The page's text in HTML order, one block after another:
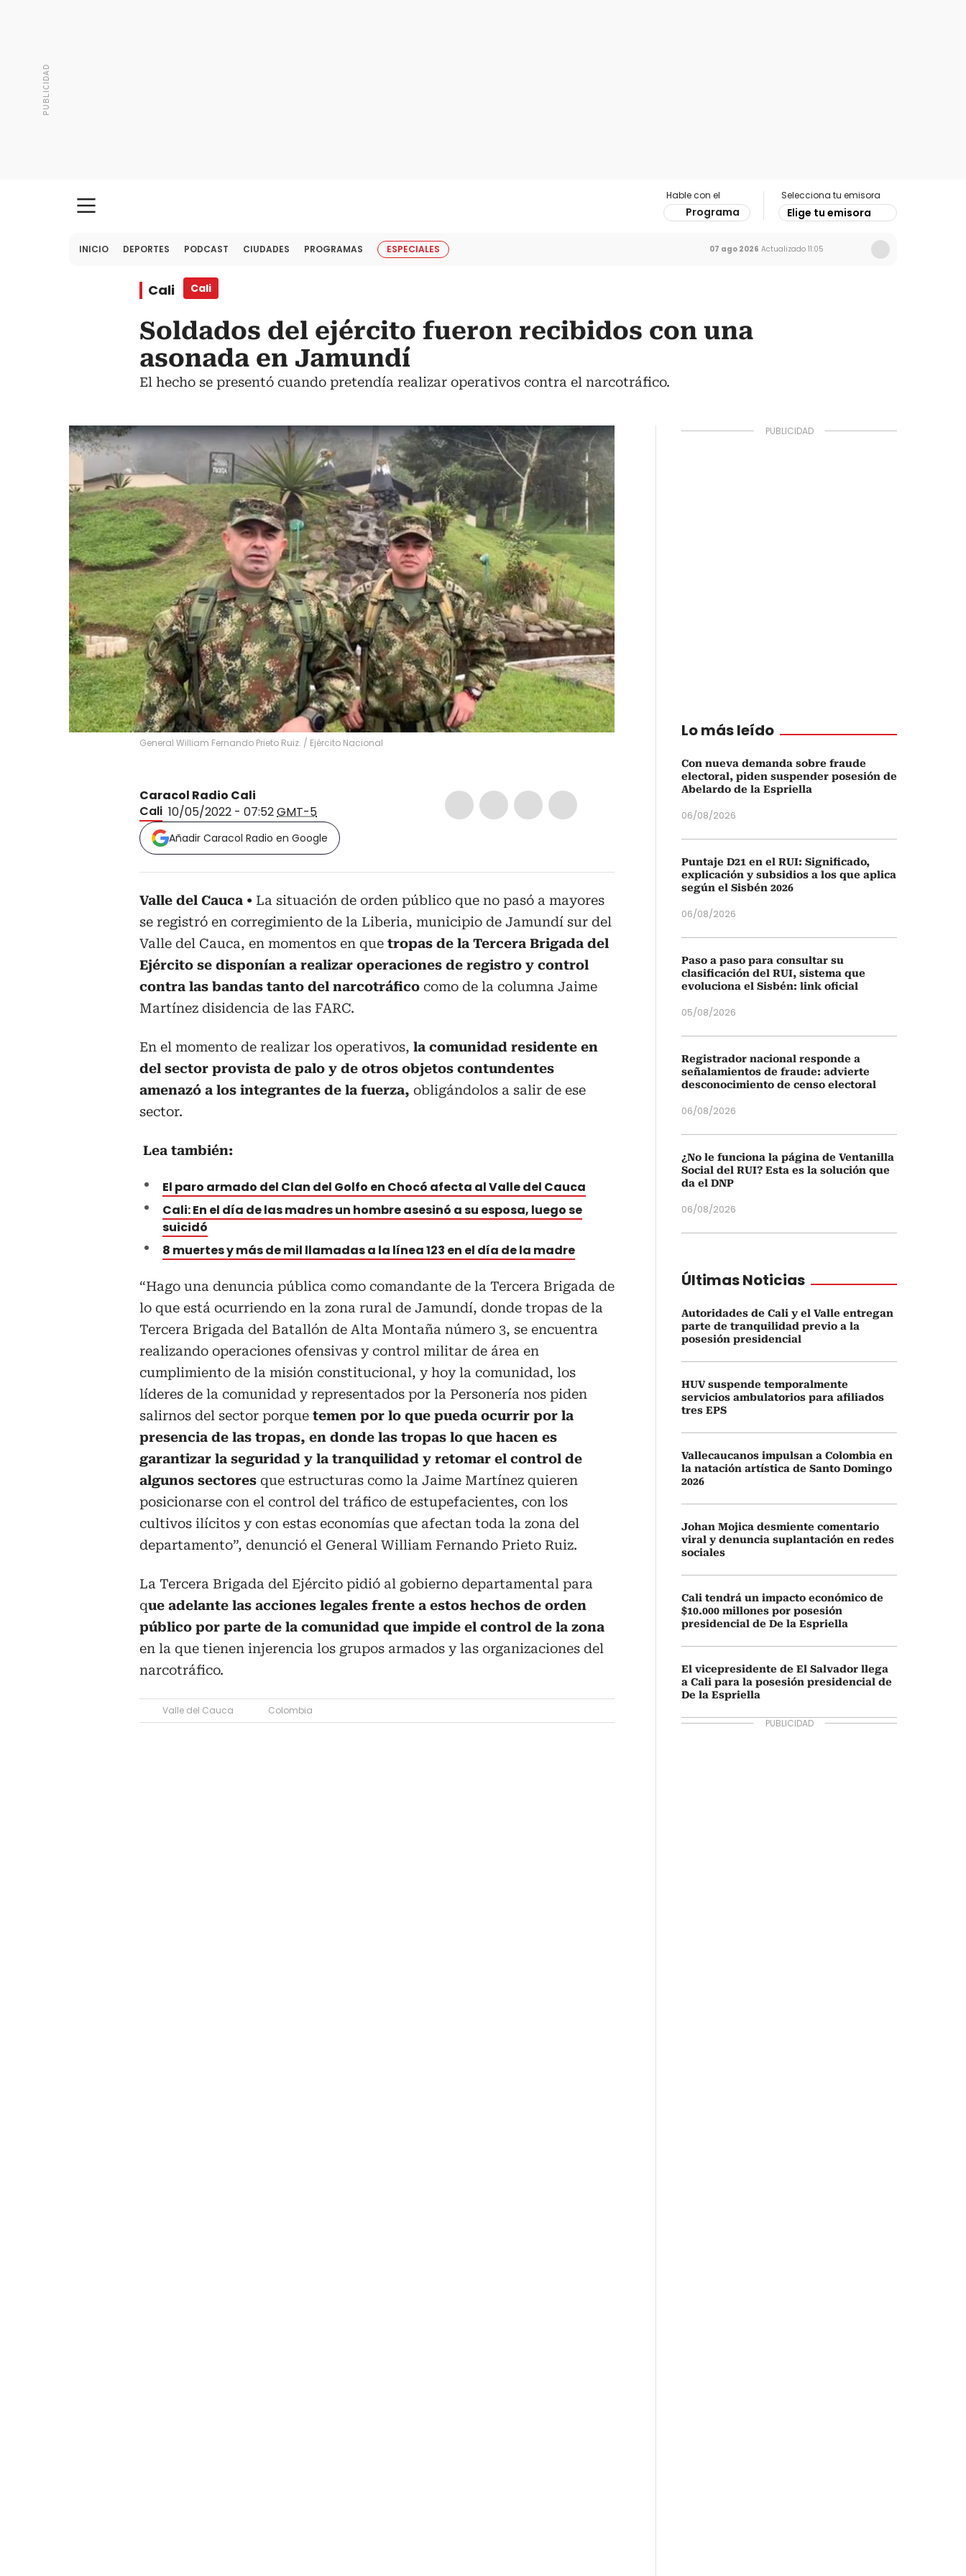
Hable con el
Programa
Selecciona tu emisora
Elige tu emisora
INICIO DEPORTES PODCAST CIUDADES PROGRAMAS ESPECIALES 07 ago 2026 Actualizado 11:05
Cali Cali
Soldados del ejército fueron recibidos con una
asonada en Jamundí
El hecho se presentó cuando pretendía realizar operativos contra el narcotráfico.
General William Fernando Prieto Ruiz. / Ejército Nacional
Caracol Radio Cali
Cali 10/05/2022 - 07:52GMT-5
Añadir Caracol Radio en Google
Valle del Cauca
La situación de orden público que no pasó a mayores
se registró en corregimiento de la Liberia, municipio de Jamundí sur del
Valle del Cauca, en momentos en que tropas de la Tercera Brigada del
Ejército se disponían a realizar operaciones de registro y control
contra las bandas tanto del narcotráfico como de la columna Jaime
Martínez disidencia de las FARC.
En el momento de realizar los operativos, la comunidad residente en
del sector provista de palo y de otros objetos contundentes
amenazó a los integrantes de la fuerza, obligándolos a salir de ese
sector.
Lea también:
El paro armado del Clan del Golfo en Chocó afecta al Valle del Cauca
Cali: En el día de las madres un hombre asesinó a su esposa, luego se
suicidó
8 muertes y más de mil llamadas a la línea 123 en el día de la madre
“Hago una denuncia pública como comandante de la Tercera Brigada de
lo que está ocurriendo en la zona rural de Jamundí, donde tropas de la
Tercera Brigada del Batallón de Alta Montaña número 3, se encuentra
realizando operaciones ofensivas y control militar de área en
cumplimiento de la misión constitucional, y hoy la comunidad, los
líderes de la comunidad y representados por la Personería nos piden
salirnos del sector porque temen por lo que pueda ocurrir por la
presencia de las tropas, en donde las tropas lo que hacen es
garantizar la seguridad y la tranquilidad y retomar el control de
algunos sectores que estructuras como la Jaime Martínez quieren
posicionarse con el control del tráfico de estupefacientes, con los
cultivos ilícitos y con estas economías que afectan toda la zona del
departamento”, denunció el General William Fernando Prieto Ruiz.
La Tercera Brigada del Ejército pidió al gobierno departamental para
que adelante las acciones legales frente a estos hechos de orden
público por parte de la comunidad que impide el control de la zona
en la que tienen injerencia los grupos armados y las organizaciones del
narcotráfico.
Valle del Cauca Colombia
Lo más leído
Con nueva demanda sobre fraude
electoral, piden suspender posesión de
Abelardo de la Espriella
06/08/2026
Puntaje D21 en el RUI: Significado,
explicación y subsidios a los que aplica
según el Sisbén 2026
06/08/2026
Paso a paso para consultar su
clasificación del RUI, sistema que
evoluciona el Sisbén: link oficial
05/08/2026
Registrador nacional responde a
señalamientos de fraude: advierte
desconocimiento de censo electoral
06/08/2026
¿No le funciona la página de Ventanilla
Social del RUI? Esta es la solución que
da el DNP
06/08/2026
Últimas Noticias
Autoridades de Cali y el Valle entregan
parte de tranquilidad previo a la
posesión presidencial
HUV suspende temporalmente
servicios ambulatorios para afiliados
tres EPS
Vallecaucanos impulsan a Colombia en
la natación artística de Santo Domingo
2026
Johan Mojica desmiente comentario
viral y denuncia suplantación en redes
sociales
Cali tendrá un impacto económico de
$10.000 millones por posesión
presidencial de De la Espriella
El vicepresidente de El Salvador llega
a Cali para la posesión presidencial de
De la Espriella